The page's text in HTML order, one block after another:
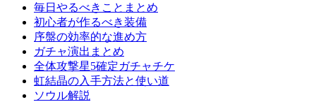
毎日やるべきことまとめ
初心者が作るべき装備
序盤の効率的な進め方
ガチャ演出まとめ
全体攻撃星5確定ガチャチケ
虹結晶の入手方法と使い道
ソウル解説